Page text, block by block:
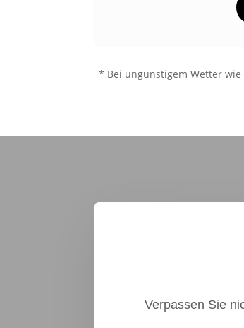
* Bei ungünstigem Wetter
Verpassen Sie